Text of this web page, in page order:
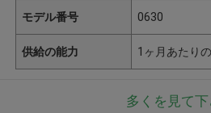
モデル番号 0630
供給の能力 1ヶ月あたり
多くを見て